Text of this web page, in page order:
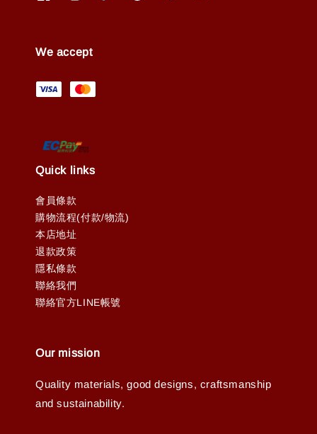
We accept
Quick links
會員條款
購物流程(付款/物流)
本店地址
退款政策
隱私條款
聯絡我們
聯絡官方LINE帳號
Our mission
Quality materials, good designs, craftsmanship
and sustainability.